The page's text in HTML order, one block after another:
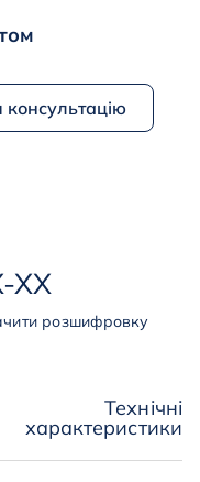
-ХХ
розшифровку
Технічні
характеристики